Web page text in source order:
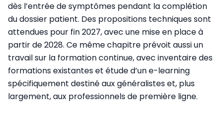
dès l’entrée de symptômes pendant la complétion
du dossier patient. Des propositions techniques sont
attendues pour fin 2027, avec une mise en place à
partir de 2028. Ce même chapitre prévoit aussi un
travail sur la formation continue, avec inventaire des
formations existantes et étude d’un e-learning
spécifiquement destiné aux généralistes et, plus
largement, aux professionnels de première ligne.